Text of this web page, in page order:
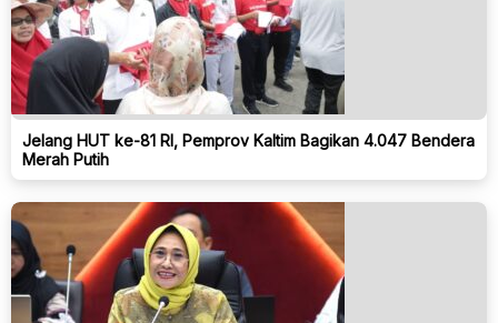
Jelang HUT ke-81 RI, Pemprov Kaltim Bagikan 4.047 Bendera
Merah Putih